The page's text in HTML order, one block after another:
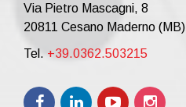
Via Pietro Mascagni, 8
20811 Cesano Maderno (MB)
Tel. +39.0362.503215